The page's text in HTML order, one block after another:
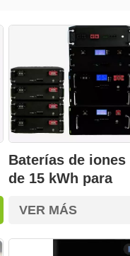
Baterías de
de 15 kWh para
VER MÁS